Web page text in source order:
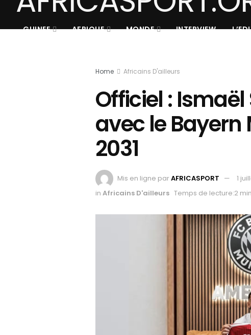
GUINEE AFRIQUE MONDE INTERVIEW
Home Africains D'ailleurs
Officiel :
avec le Bayern
2031
Mis en ligne parAFRICASPORT
1
in Africains D'ailleurs Temps de lecture:2